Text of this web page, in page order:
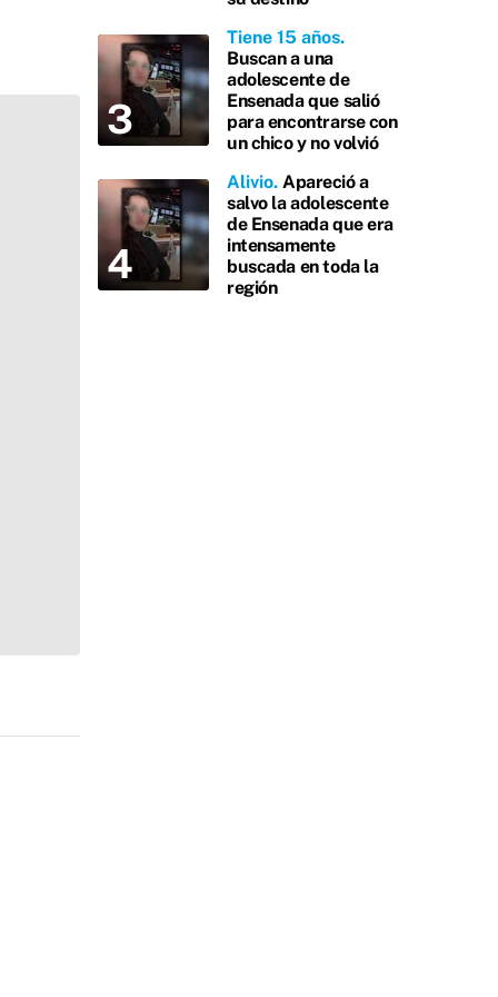
Tiene 15 años
Buscan a una
adolescente de
Ensenada que salió
para encontrarse con
un chico y no volvió
Alivio Apareció a
salvo la adolescente
de Ensenada que era
intensamente
buscada en toda la
región